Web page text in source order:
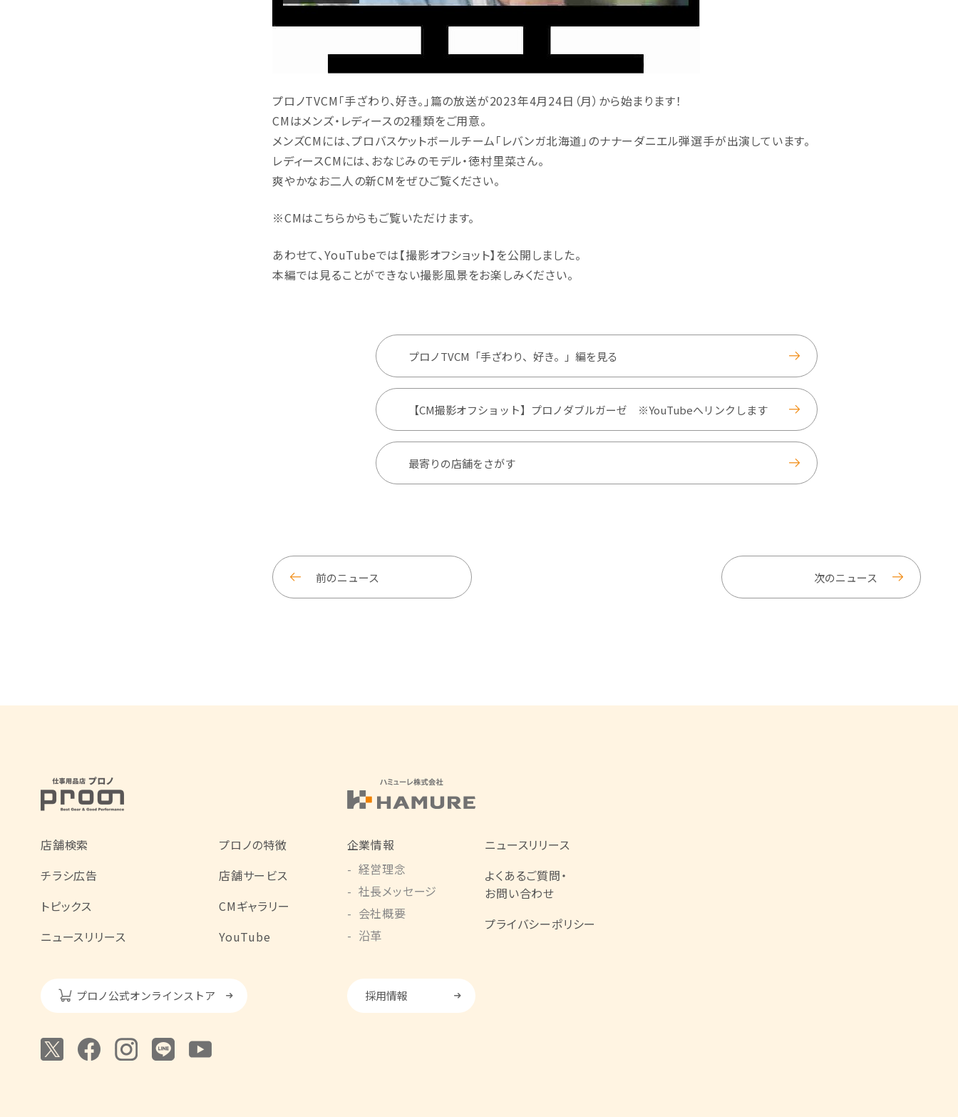
プロノTVCM「手ざわり、好き。」篇の放送が2023年4月24日（月）から始まります！
CMはメンズ・レディースの2種類をご用意。
メンズCMには、プロバスケットボールチーム「レバンガ北海道」のナナーダニエル弾選手が出演しています。
レディースCMには、おなじみのモデル・徳村里菜さん。
爽やかなお二人の新CMをぜひご覧ください。
※CMはこちらからもご覧いただけます。
あわせて、YouTubeでは【撮影オフショット】を公開しました。
本編では見ることができない撮影風景をお楽しみください。
プロノTVCM「手ざわり、好き。」編を見る
【CM撮影オフショット】プロノダブルガーゼ ※YouTubeへリンクします
最寄りの店舗をさがす
前のニュース 次のニュース
店舗検索
チラシ広告
トピックス
ニュースリリース
プロノの特徴
店舗サービス
CMギャラリー
YouTube
プロノ公式オンラインストア
企業情報
経営理念
社長メッセージ
会社概要
沿革
ニュースリリース
よくあるご質問・
お問い合わせ
プライバシーポリシー
採用情報